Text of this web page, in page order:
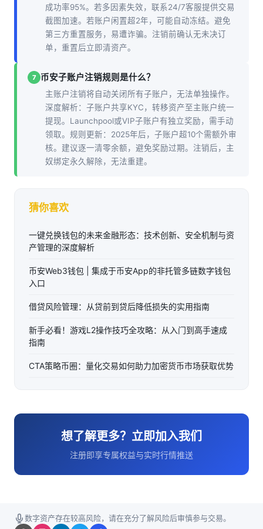
成功率95%。若多因素失效，联系24/7客服提供交易
截图加速。若账户闲置超2年，可能自动冻结。避免
第三方重置服务，易遭诈骗。注销前确认无未决订
单，重置后立即清资产。
7 币安子账户注销规则是什么？
主账户注销将自动关闭所有子账户，无法单独操作。
深度解析：子账户共享KYC，转移资产至主账户统一
提现。Launchpool或VIP子账户有独立奖励，需手动
领取。规则更新：2025年后，子账户超10个需额外审
核。建议逐一清零余额，避免奖励过期。注销后，主
奴绑定永久解除，无法重建。
猜你喜欢
一键兑换钱包的未来金融形态：技术创新、安全机制与资
产管理的深度解析
币安Web3钱包 | 集成于币安App的非托管多链数字钱包
入口
借贷风险管理：从贷前到贷后降低损失的实用指南
新手必看！游戏L2操作技巧全攻略：从入门到高手速成
指南
CTA策略币圈：量化交易如何助力加密货币市场获取优势
想了解更多？立即加入我们
注册即享专属权益与实时行情推送
数字资产存在较高风险，请在充分了解风险后审慎参与交易。